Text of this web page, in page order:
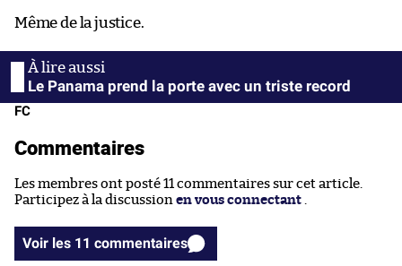
Même de la justice.
Le Panama prend la porte avec un triste record
FC
Commentaires
Les membres ont posté 11 commentaires sur cet article.
Participez à la discussion en vous connectant .
Voir les 11 commentaires